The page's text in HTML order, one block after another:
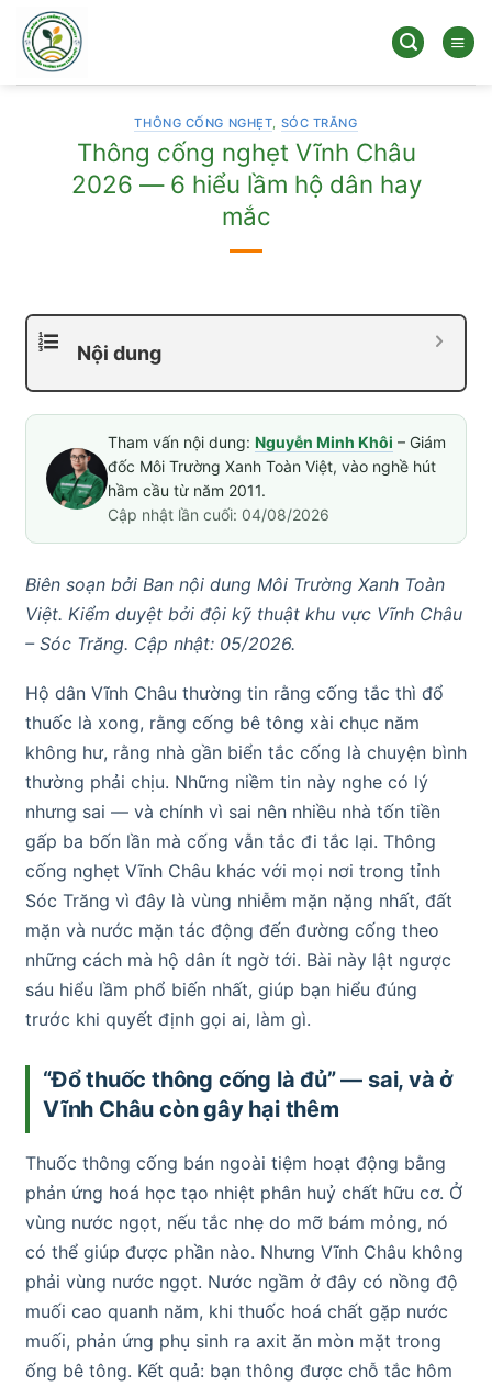
qua
dung
THÔNG CỐNG NGHẸT, SÓC TRĂNG
Thông cống nghẹt Vĩnh Châu
2026 — 6 hiểu lầm hộ dân hay
mắc
Nội dung
Tham vấn nội dung: Nguyễn Minh Khôi – Giám
đốc Môi Trường Xanh Toàn Việt, vào nghề hút
hầm cầu từ năm 2011.
Cập nhật lần cuối: 04/08/2026
Biên soạn bởi Ban nội dung Môi Trường Xanh Toàn
Việt. Kiểm duyệt bởi đội kỹ thuật khu vực Vĩnh Châu
– Sóc Trăng. Cập nhật: 05/2026.
Hộ dân Vĩnh Châu thường tin rằng cống tắc thì đổ
thuốc là xong, rằng cống bê tông xài chục năm
không hư, rằng nhà gần biển tắc cống là chuyện bình
thường phải chịu. Những niềm tin này nghe có lý
nhưng sai — và chính vì sai nên nhiều nhà tốn tiền
gấp ba bốn lần mà cống vẫn tắc đi tắc lại. Thông
cống nghẹt Vĩnh Châu khác với mọi nơi trong tỉnh
Sóc Trăng vì đây là vùng nhiễm mặn nặng nhất, đất
mặn và nước mặn tác động đến đường cống theo
những cách mà hộ dân ít ngờ tới. Bài này lật ngược
sáu hiểu lầm phổ biến nhất, giúp bạn hiểu đúng
trước khi quyết định gọi ai, làm gì.
“Đổ thuốc thông cống là đủ” — sai, và ở
Vĩnh Châu còn gây hại thêm
Thuốc thông cống bán ngoài tiệm hoạt động bằng
phản ứng hoá học tạo nhiệt phân huỷ chất hữu cơ. Ở
vùng nước ngọt, nếu tắc nhẹ do mỡ bám mỏng, nó
có thể giúp được phần nào. Nhưng Vĩnh Châu không
phải vùng nước ngọt. Nước ngầm ở đây có nồng độ
muối cao quanh năm, khi thuốc hoá chất gặp nước
muối, phản ứng phụ sinh ra axit ăn mòn mặt trong
ống bê tông. Kết quả: bạn thông được chỗ tắc hôm